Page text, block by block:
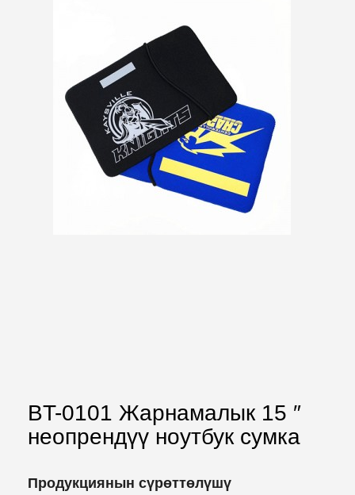
BT-0101 Жарнамалык 15 ″
неопрендүү ноутбук сумка
Продукциянын сүрөттөлүшү